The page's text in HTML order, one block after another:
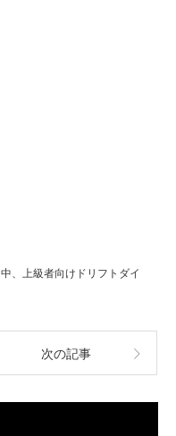
中、上級者向けドリフトダイ
次の記事